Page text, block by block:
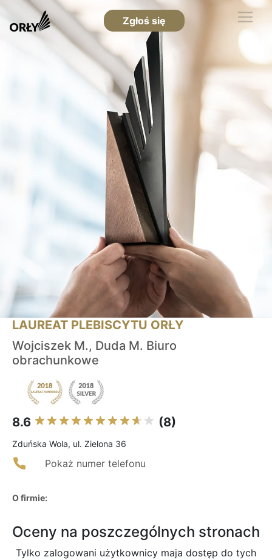
Zgłoś się
LAUREAT PLEBISCYTU ORŁY
Wojciszek M., Duda M. Biuro
obrachunkowe
8.6 (8)
Zduńska Wola, ul. Zielona 36
Pokaż numer telefonu
O firmie:
Oceny na poszczególnych stronach
Tylko zalogowani użytkownicy maja dostęp do tych